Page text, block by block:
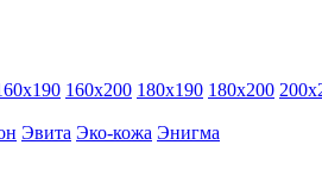
160х200 180х190 180х200
Эвита Эко-кожа Энигма